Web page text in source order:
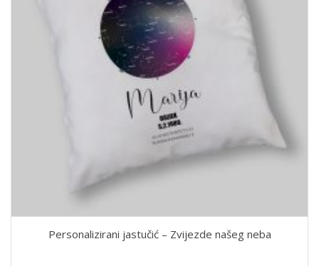
Personalizirani jastučić – Zvijezde našeg neba